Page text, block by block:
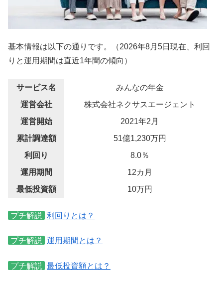
基本情報は以下の通りです。（2026年8月5日現在、利回
りと運用期間は直近1年間の傾向）
サービス名
みんなの年金
運営会社
株式会社ネクサスエージェント
運営開始
2021年2月
累計調達額
51億1,230万円
利回り
8.0％
運用期間
12カ月
最低投資額
10万円
プチ解説 利回りとは？
プチ解説 運用期間とは？
プチ解説 最低投資額とは？